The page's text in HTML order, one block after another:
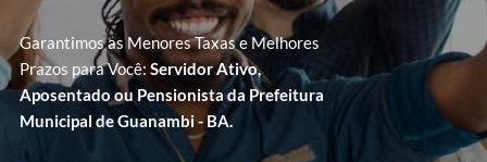
Garantimos as Menores Taxas e Melhores
Prazos para Você: Servidor Ativo,
Aposentado ou Pensionista da Prefeitura
Municipal de Guanambi - BA.